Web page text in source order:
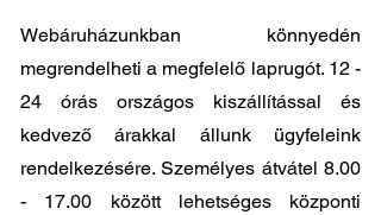
Webáruházunkban könnyedén
megrendelheti a megfelelő laprugót. 12 -
24 órás országos kiszállítással és
kedvező árakkal állunk ügyfeleink
rendelkezésére. Személyes átvátel 8.00
- 17.00 között lehetséges központi